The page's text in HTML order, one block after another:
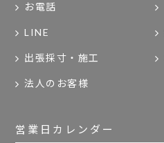
お電話
LINE
出張採寸・施工
法人のお客様
営業日カレンダー